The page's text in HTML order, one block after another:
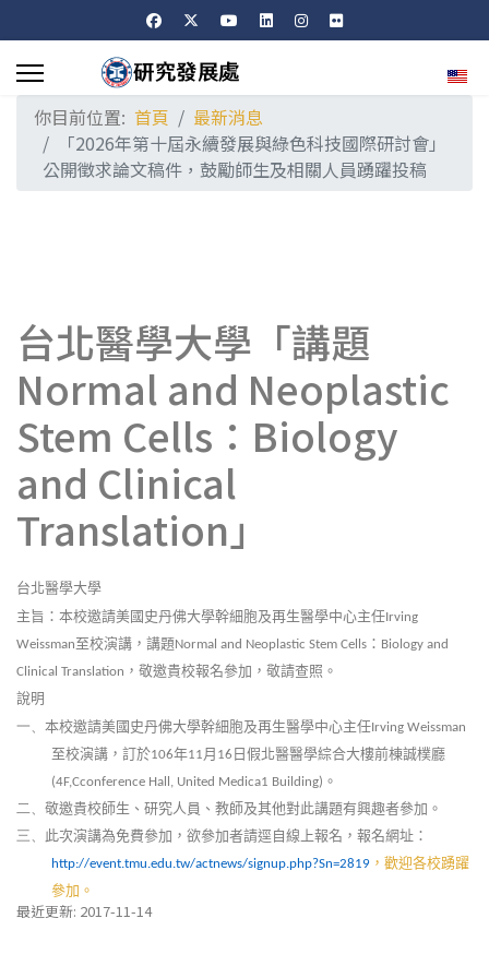
選擇
你目前位置: 首頁
最新消息
「2026年第十屆永續發展與綠色科技國際研討會」
公開徵求論文稿件，鼓勵師生及相關人員踴躍投稿
台北醫學大學「講題
Normal and Neoplastic
Stem Cells：Biology
and Clinical
Translation」
台北醫學大學
主旨：本校邀請美國史丹佛大學幹細胞及再生醫學中心主任Irving
Weissman至校演講，講題Normal and Neoplastic Stem Cells ： Biology and
Clinical Translation ，敬邀貴校報名參加，敬請查照。
說明
一、 本校邀請美國史丹佛大學幹細胞及再生醫學中心主任Irving Weissman
至校演講，訂於106年11月 16 日假北醫醫學綜合大樓前棟誠樸廳
(4F,Cconference Hall, United Medica1 Building) 。
二、 敬邀貴校師生、研究人員、教師及其他對此講題有興趣者參加。
三、 此次演講為免費參加，欲參加者請逕自線上報名，報名網址：
http://event.tmu.edu.tw/actnews/signup.php?Sn=2819 ，歡迎各校踴躍
參加。
最近更新: 2017-11-14